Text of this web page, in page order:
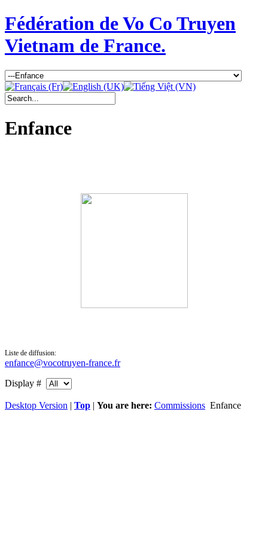
Fédération de Vo Co Truyen
Vietnam de France.
Enfance
Liste de diffusion:
enfance@vocotruyen-france.fr
Display #
Desktop Version | Top | You are here: Commissions Enfance